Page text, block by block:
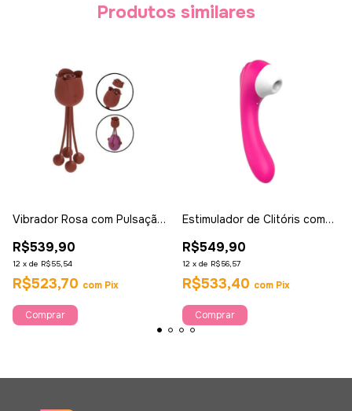
Produtos similares
Vibrador Rosa com Pulsação
R$539,90
12 x de R$55,54
R$523,70 com Pix
Estimulador de Clitóris com
Hande
R$549,90
12 x de R$56,57
R$533,40 com Pix
Comprar